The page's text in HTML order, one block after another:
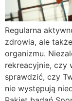
Regularna
zdrowia, ale
organizmu.
rekreacyjnie, czy
sprawdzić, czy
nie występują